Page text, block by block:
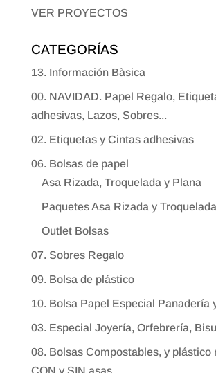
VER PROYECTOS
CATEGORÍAS
13. Información Bàsica
00. NAVIDAD. Papel Regalo,
adhesivas, Lazos, Sobres...
02. Etiquetas y Cintas adhesivas
06. Bolsas de papel
Asa Rizada, Troquelada y Plana
Paquetes Asa Rizada y Troquelada
Outlet Bolsas
07. Sobres Regalo
09. Bolsa de plástico
10. Bolsa Papel Especial Panadería
03. Especial Joyería, Orfebrería,
08. Bolsas Compostables, y plástico
CON y SIN asas